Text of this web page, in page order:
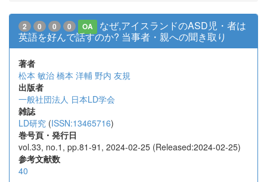
2 0 0 0 OA
なぜ,アイスランドのASD児・者は
英語を好んで話すのか? 当事者・親への聞き取り
著者
松本 敏治 橋本 洋輔 野内 友規
出版者
一般社団法人 日本LD学会
雑誌
LD研究 (ISSN:13465716)
巻号頁・発行日
vol.33, no.1, pp.81-91, 2024-02-25 (Released:2024-02-25)
参考文献数
40